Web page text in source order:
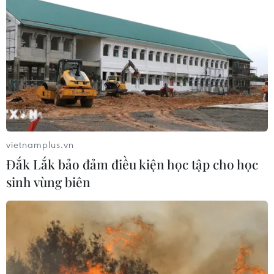
trụ
06/08/2026 10:24
Lần đầu tiên chụp được bề mặt Mặt
Trời với độ nét chưa từng có
06/08/2026 09:41
Ca vi phẫu ghép da đầu hiếm gặp
giúp bé gái phục hồi sau 10 năm
06/08/2026 07:15
Việt Nam hướng tới làm
chủ 10 công nghệ lõi vào năm 2030
vietnamplus.vn
Đắk Lắk bảo đảm điều kiện học tập cho học
sinh vùng biên